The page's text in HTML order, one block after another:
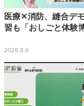
医療✕消防、縫合デ
習も「おしごと体験
2026.8.6